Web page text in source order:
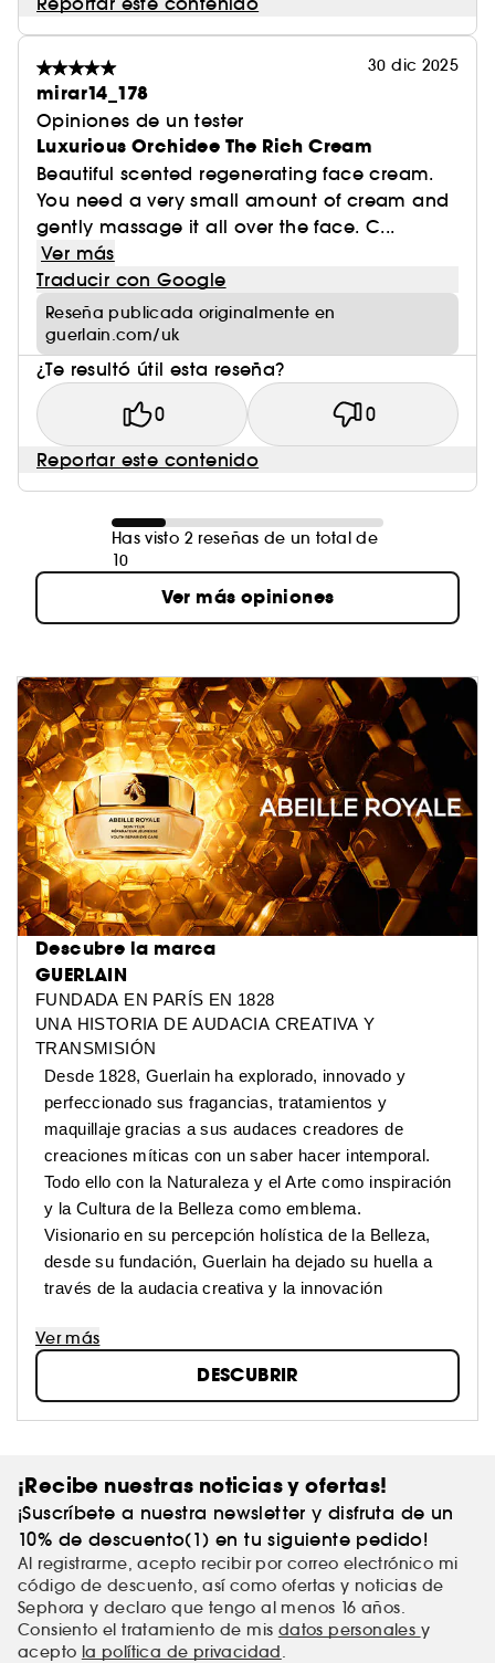
30 dic 2025
mirar14_178
Opiniones de un tester
Luxurious Orchidee The Rich Cream
Beautiful scented regenerating face cream.
You need a very small amount of cream and
gently massage it all over the face. C...
Ver más
Traducir con Google
Reseña publicada originalmente en
guerlain.com/uk
¿Te resultó útil esta reseña?
0 0
Reportar este contenido
Has visto 2 reseñas de un total de
10
Ver más opiniones
Descubre la marca
GUERLAIN
FUNDADA EN PARÍS EN 1828
UNA HISTORIA DE AUDACIA CREATIVA Y
TRANSMISIÓN
Desde 1828, Guerlain ha explorado, innovado y
perfeccionado sus fragancias, tratamientos y
maquillaje gracias a sus audaces creadores de
creaciones míticas con un saber hacer intemporal.
Todo ello con la Naturaleza y el Arte como inspiración
y la Cultura de la Belleza como emblema.
Visionario en su percepción holística de la Belleza,
desde su fundación, Guerlain ha dejado su huella a
través de la audacia creativa y la innovación
Ver más
DESCUBRIR
¡Recibe nuestras noticias y ofertas!
¡Suscríbete a nuestra newsletter y disfruta de un
10% de descuento(1) en tu siguiente pedido!
Al registrarme, acepto recibir por correo electrónico mi
código de descuento, así como ofertas y noticias de
Sephora y declaro que tengo al menos 16 años.
Consiento el tratamiento de mis datos personales y
acepto la política de privacidad.